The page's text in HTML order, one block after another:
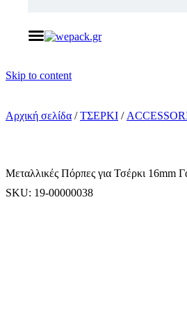
Skip to content
Αρχική σελίδα /ΤΣΕΡΚΙ /
Μεταλλικές Πόρπες για Τσέρκι 16mm
SKU: 19-00000038